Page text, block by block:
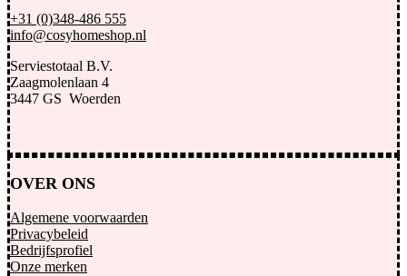
+31 (0)348-486 555
info@cosyhomeshop.nl
Serviestotaal B.V.
Zaagmolenlaan 4
3447 GS Woerden
OVER ONS
Algemene voorwaarden
Privacybeleid
Bedrijfsprofiel
Onze merken